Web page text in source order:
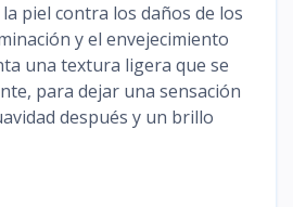
piel contra los daños de los
y el envejecimiento
una textura ligera que se
para dejar una sensación
después y un brillo